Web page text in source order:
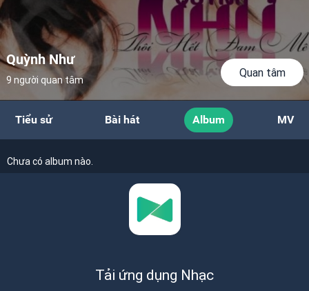
Quỳnh Như
9 người quan tâm
Quan tâm
Tiểu sử Bài hát Album MV
Chưa có album nào.
Tải ứng dụng Nhạc